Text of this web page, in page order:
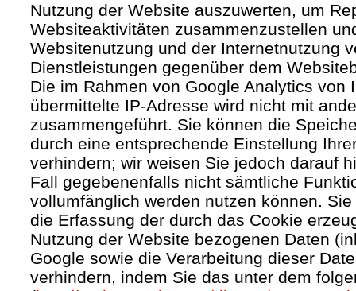
Nutzung der Website auszuwerten, um
Websiteaktivitäten zusammenzustellen
Websitenutzung und der Internetnutzung
Dienstleistungen gegenüber dem
Die im Rahmen von Google Analytics von
übermittelte IP-Adresse wird nicht mit
zusammengeführt. Sie können die
durch eine entsprechende Einstellung
verhindern; wir weisen Sie jedoch darauf
Fall gegebenenfalls nicht sämtliche
vollumfänglich werden nutzen können.
die Erfassung der durch das Cookie
Nutzung der Website bezogenen Daten
Google sowie die Verarbeitung dieser
verhindern, indem Sie das unter dem